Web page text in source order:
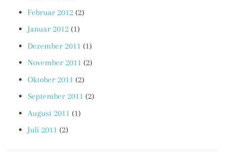
Februar 2012 (2)
Januar 2012 (1)
Dezember 2011 (1)
November 2011 (2)
Oktober 2011 (2)
September 2011 (2)
August 2011 (1)
Juli 2011 (2)